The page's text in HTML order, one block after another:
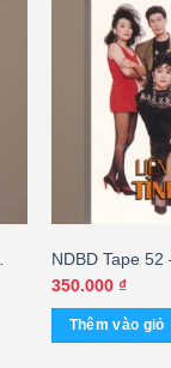
NDBD Tape 52
Hờ (KGTH9)
350.000 ₫
Thêm vào giỏ